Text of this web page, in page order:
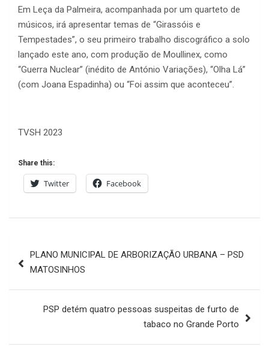
Em Leça da Palmeira, acompanhada por um quarteto de
músicos, irá apresentar temas de “Girassóis e
Tempestades”, o seu primeiro trabalho discográfico a solo
lançado este ano, com produção de Moullinex, como
“Guerra Nuclear” (inédito de António Variações), “Olha Lá”
(com Joana Espadinha) ou “Foi assim que aconteceu”.
TVSH 2023
Share this:
Twitter Facebook
de
PLANO MUNICIPAL DE ARBORIZAÇÃO URBANA – PSD
MATOSINHOS
PSP detém quatro pessoas suspeitas de furto de
tabaco no Grande Porto